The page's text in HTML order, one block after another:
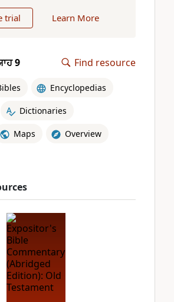
trial Learn More
9 Find resource
Encyclopedias
Dictionaries
Maps Overview